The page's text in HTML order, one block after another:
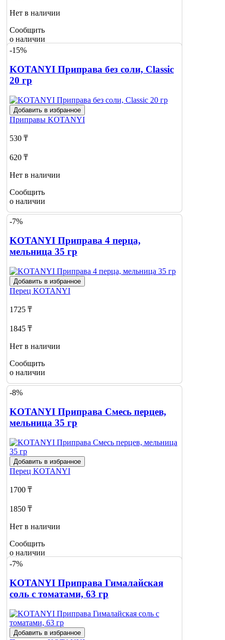
Нет в наличии
Сообщить
о наличии
-15%
KOTANYI Приправа без соли, Classic
20 гр
Добавить в избранное
Приправы KOTANYI
530 ₸
620 ₸
Нет в наличии
Сообщить
о наличии
-7%
KOTANYI Приправа 4 перца,
мельница 35 гр
Добавить в избранное
Перец KOTANYI
1725 ₸
1845 ₸
Нет в наличии
Сообщить
о наличии
-8%
KOTANYI Приправа Смесь перцев,
мельница 35 гр
Добавить в избранное
Перец KOTANYI
1700 ₸
1850 ₸
Нет в наличии
Сообщить
о наличии
-7%
KOTANYI Приправа Гималайская
соль с томатами, 63 гр
Добавить в избранное